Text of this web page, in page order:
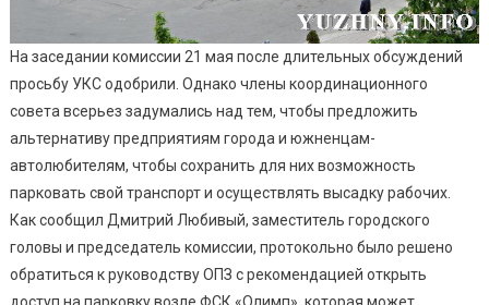
На заседании комиссии 21 мая после длительных обсуждений
просьбу УКС одобрили. Однако члены координационного
совета всерьез задумались над тем, чтобы предложить
альтернативу предприятиям города и южненцам-
автолюбителям, чтобы сохранить для них возможность
парковать свой транспорт и осуществлять высадку рабочих.
Как сообщил Дмитрий Любивый, заместитель городского
головы и председатель комиссии, протокольно было решено
обратиться к руководству ОПЗ с рекомендацией открыть
доступ на парковку возле ФСК «Олимп», которая может